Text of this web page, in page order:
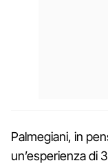
Palmegiani, in
un’esperienza di